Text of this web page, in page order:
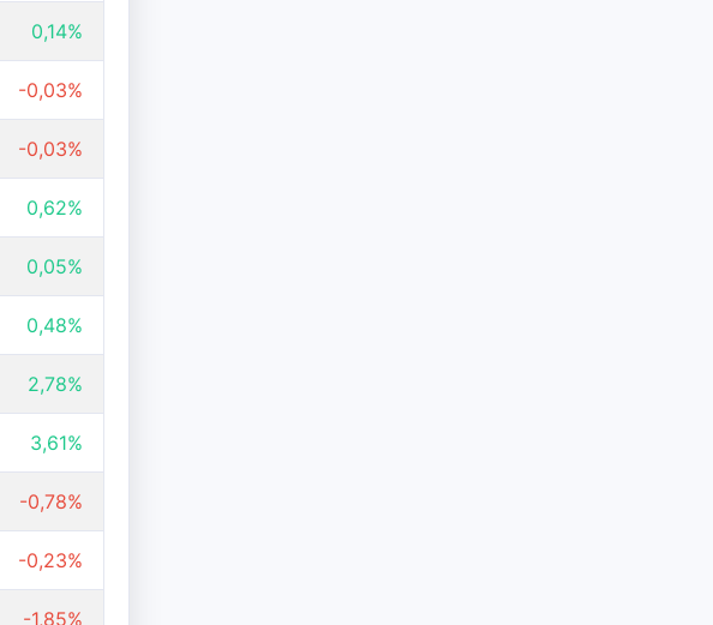
0,14%
-0,03%
-0,03%
0,62%
0,05%
0,48%
2,78%
3,61%
-0,78%
-0,23%
-1,85%